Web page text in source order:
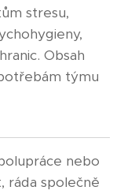
stresu,
Obsah
týmu
nebo
společně